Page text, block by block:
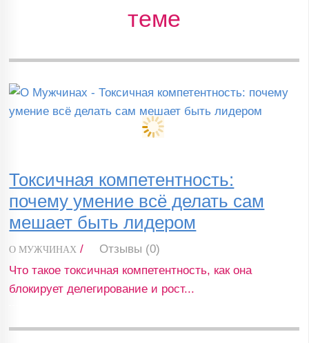
теме
Токсичная компетентность:
почему умение всё делать сам
мешает быть лидером
О МУЖЧИНАХ /
Отзывы (0)
Что такое токсичная компетентность, как она
блокирует делегирование и рост...